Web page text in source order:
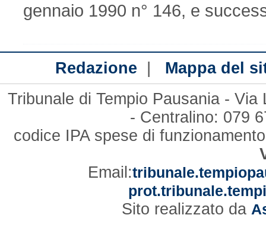
gennaio 1990 n° 146, e
Redazione
Mappa del
Tribunale di Tempio Pausania -
- Centralino: 079
codice IPA spese di
Email:
Sito realizzato da